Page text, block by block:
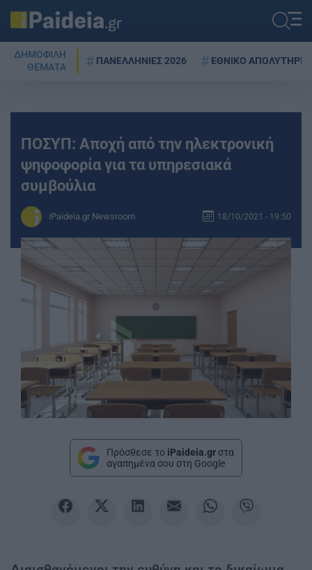
ΔΗΜΟΦΙΛΗ
ΘΕΜΑΤΑ
ΠΑΝΕΛΛΗΝΙΕΣ 2026 ΕΘΝΙΚΟ ΑΠΟΛΥΤΗΡΙΟ
ΠΟΣΥΠ: Αποχή από την ηλεκτρονική
ψηφοφορία για τα υπηρεσιακά
συμβούλια
iPaideia.gr Newsroom 18/10/2021 - 19:50
Πρόσθεσε το iPaideia.gr στα
αγαπημένα σου στη Google